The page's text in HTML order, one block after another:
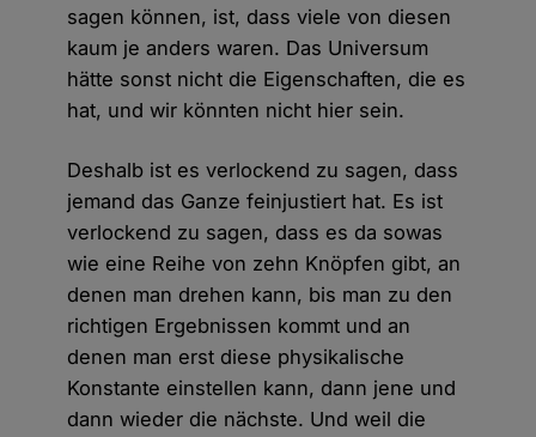
sagen können, ist, dass viele von diesen
kaum je anders waren. Das Universum
hätte sonst nicht die Eigenschaften, die es
hat, und wir könnten nicht hier sein.
Deshalb ist es verlockend zu sagen, dass
jemand das Ganze feinjustiert hat. Es ist
verlockend zu sagen, dass es da sowas
wie eine Reihe von zehn Knöpfen gibt, an
denen man drehen kann, bis man zu den
richtigen Ergebnissen kommt und an
denen man erst diese physikalische
Konstante einstellen kann, dann jene und
dann wieder die nächste. Und weil die